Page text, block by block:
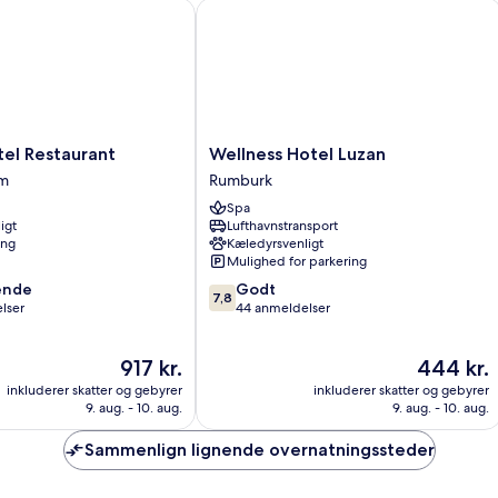
Restaurant
Prisen
917 kr.
917 kr.
inkluderer skatter og gebyrer
9. aug. - 10. aug.
Wellness
Hotel
Luzan
Rumburk
Wellness Hotel Luzan
Rumburk
Spa
Lufthavnstransport
Kæledyrsvenligt
Mulighed for parkering
7.8
ud
7,8 Godt
44 anmeldelser
Prisen
444 kr.
444 kr.
inkluderer skatter og gebyrer
9. aug. - 10. aug.
Wellness Hotel Luzan
Sammenlign lignende overnatningssteder